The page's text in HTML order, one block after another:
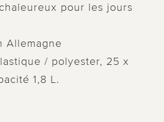
pour les jours
Allemagne
/ polyester, 25 x
1,8 L.